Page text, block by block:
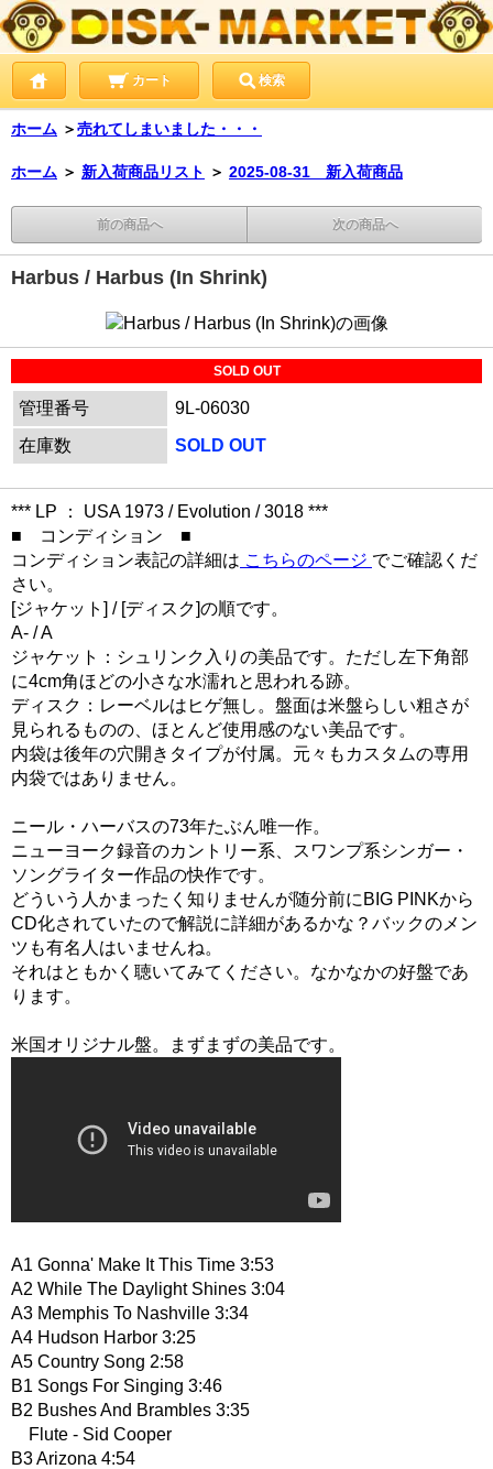
カート 検索
ホーム ＞売れてしまいました・・・
ホーム ＞ 新入荷商品リスト ＞ 2025-08-31 新入荷商品
前の商品へ 次の商品へ
Harbus / Harbus (In Shrink)
SOLD OUT
管理番号
9L-06030
在庫数
SOLD OUT
*** LP ： USA 1973 / Evolution / 3018 ***
■ コンディション ■
コンディション表記の詳細は こちらのページ でご確認くだ
さい。
[ジャケット] / [ディスク]の順です。
A- / A
ジャケット：シュリンク入りの美品です。ただし左下角部
に4cm角ほどの小さな水濡れと思われる跡。
ディスク：レーベルはヒゲ無し。盤面は米盤らしい粗さが
見られるものの、ほとんど使用感のない美品です。
内袋は後年の穴開きタイプが付属。元々もカスタムの専用
内袋ではありません。
ニール・ハーバスの73年たぶん唯一作。
ニューヨーク録音のカントリー系、スワンプ系シンガー・
ソングライター作品の快作です。
どういう人かまったく知りませんが随分前にBIG PINKから
CD化されていたので解説に詳細があるかな？バックのメン
ツも有名人はいませんね。
それはともかく聴いてみてください。なかなかの好盤であ
ります。
米国オリジナル盤。まずまずの美品です。
A1 Gonna' Make It This Time 3:53
A2 While The Daylight Shines 3:04
A3 Memphis To Nashville 3:34
A4 Hudson Harbor 3:25
A5 Country Song 2:58
B1 Songs For Singing 3:46
B2 Bushes And Brambles 3:35
Flute - Sid Cooper
B3 Arizona 4:54